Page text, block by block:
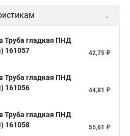
Труба гладкая ПНД
161057
42,75 ₽
Труба гладкая ПНД
161056
44,81 ₽
Труба гладкая ПНД
161058
55,61 ₽